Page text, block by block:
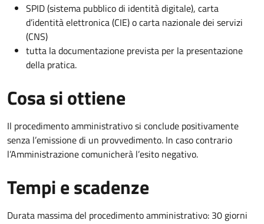
SPID (sistema pubblico di identità digitale), carta
d’identità elettronica (CIE) o carta nazionale dei servizi
(CNS)
tutta la documentazione prevista per la presentazione
della pratica.
Cosa si ottiene
Il procedimento amministrativo si conclude positivamente
senza l’emissione di un provvedimento. In caso contrario
l’Amministrazione comunicherà l’esito negativo.
Tempi e scadenze
Durata massima del procedimento amministrativo: 30 giorni